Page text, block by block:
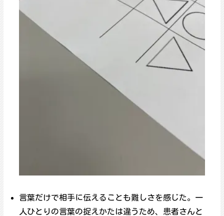
言葉だけで相手に伝えることも難しさを感じた。一
人ひとりの言葉の捉えかたは違うため、患者さんと